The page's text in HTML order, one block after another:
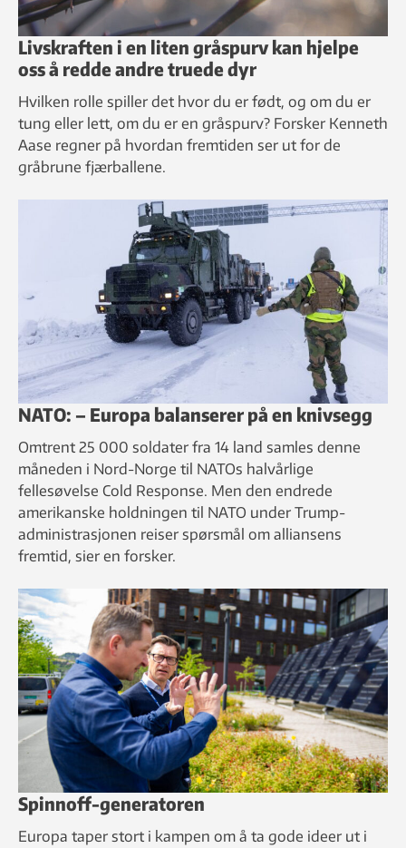
Livskraften i en liten gråspurv kan hjelpe
oss å redde andre truede dyr
Hvilken rolle spiller det hvor du er født, og om du er
tung eller lett, om du er en gråspurv? Forsker Kenneth
Aase regner på hvordan fremtiden ser ut for de
gråbrune fjærballene.
NATO: – Europa balanserer på en knivsegg
Omtrent 25 000 soldater fra 14 land samles denne
måneden i Nord-Norge til NATOs halvårlige
fellesøvelse Cold Response. Men den endrede
amerikanske holdningen til NATO under Trump-
administrasjonen reiser spørsmål om alliansens
fremtid, sier en forsker.
Spinnoff-generatoren
Europa taper stort i kampen om å ta gode ideer ut i